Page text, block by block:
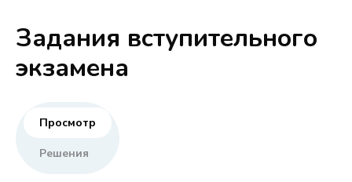
Задания вступительного
экзамена
Просмотр
Решения